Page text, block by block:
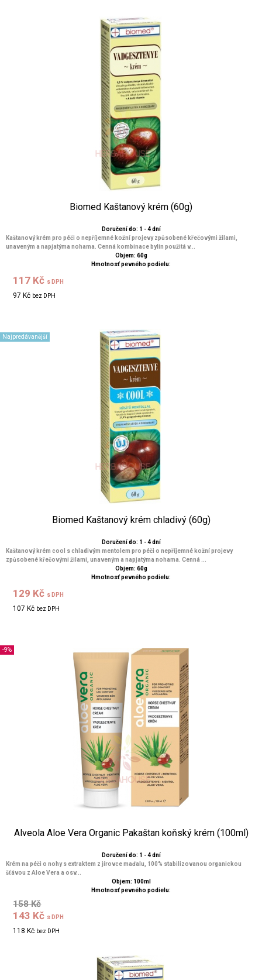
Biomed Kaštanový krém (60g)
Doručení do: 1 - 4 dní
Kaštanový krém pro péči o nepříjemné kožní projevy způsobené křečovými žilami,
unaveným a napjatýma nohama. Cenná kombinace bylin použitá v...
Objem: 60g
Hmotnosť pevného podielu:
117 Kč s DPH
97 Kč bez DPH
Najpredávanější
Biomed Kaštanový krém chladivý (60g)
Doručení do: 1 - 4 dní
Kaštanový krém cool s chladivým mentolem pro péči o nepříjemné kožní projevy
způsobené křečovými žilami, unaveným a napjatýma nohama. Cenná ...
Objem: 60g
Hmotnosť pevného podielu:
129 Kč s DPH
107 Kč bez DPH
-9%
Alveola Aloe Vera Organic Pakaštan koňský krém (100ml)
Doručení do: 1 - 4 dní
Krém na péči o nohy s extraktem z jírovce maďalu, 100% stabilizovanou organickou
šťávou z Aloe Vera a osv...
Objem: 100ml
Hmotnosť pevného podielu:
158 Kč
143 Kč s DPH
118 Kč bez DPH